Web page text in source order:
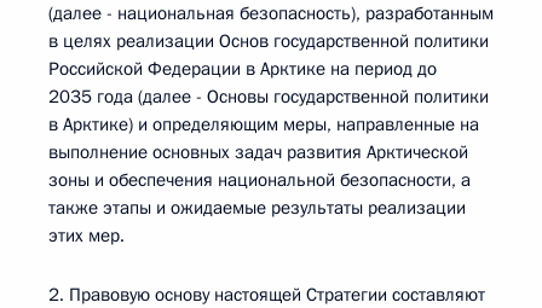
(далее - национальная безопасность), разработанным
в целях реализации Основ государственной политики
Российской Федерации в Арктике на период до
2035 года (далее - Основы государственной политики
в Арктике) и определяющим меры, направленные на
выполнение основных задач развития Арктической
зоны и обеспечения национальной безопасности, а
также этапы и ожидаемые результаты реализации
этих мер.
2. Правовую основу настоящей Стратегии составляют